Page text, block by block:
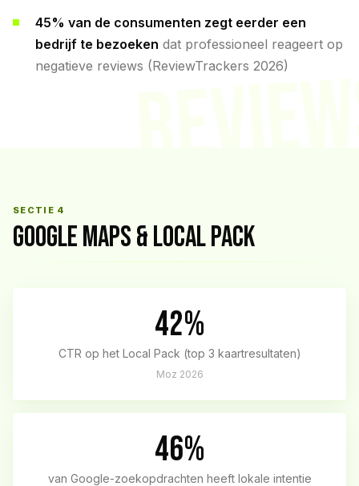
45% van de consumenten zegt eerder een
bedrijf te bezoeken dat professioneel reageert op
negatieve reviews (ReviewTrackers 2026)
SECTIE 4
GOOGLE MAPS & LOCAL PACK
42%
CTR op het Local Pack (top 3 kaartresultaten)
Moz 2026
46%
van Google-zoekopdrachten heeft lokale intentie